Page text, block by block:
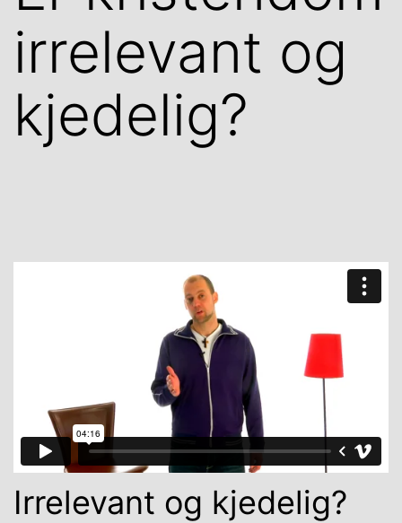
irrelevant og
kjedelig?
Irrelevant og kjedelig?